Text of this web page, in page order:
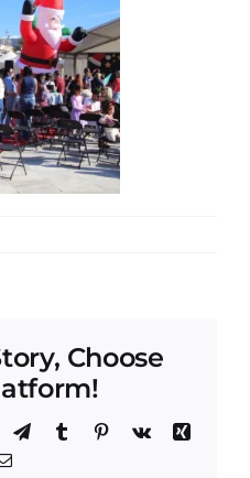
Choose
TelegramTumblrPinterest
Vk
Xing
Correo